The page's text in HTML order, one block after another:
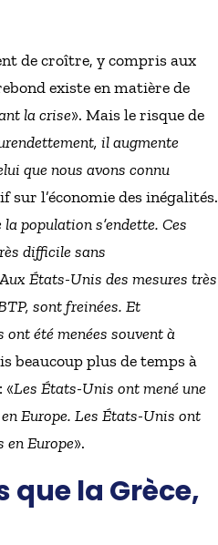
de croître, y compris aux
existe en matière de
la crise». Mais le risque de
il augmente
que nous avons connu
l’économie des inégalités.
population s’endette. Ces
difficile sans
États-Unis des mesures très
sont freinées. Et
été menées souvent à
beaucoup plus de temps à
«Les États-Unis ont mené une
Europe. Les États-Unis ont
en Europe».
la Grèce,